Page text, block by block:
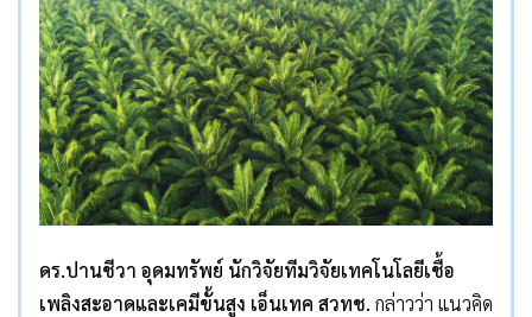
ดร.ปานชีวา อุดมทรัพย์ นักวิจัยทีมวิจัยเทคโนโลยีเชื้อ
เพลิงสะอาดและเคมีขั้นสูง เอ็นเทค สวทช. กล่าวว่า แนวคิด